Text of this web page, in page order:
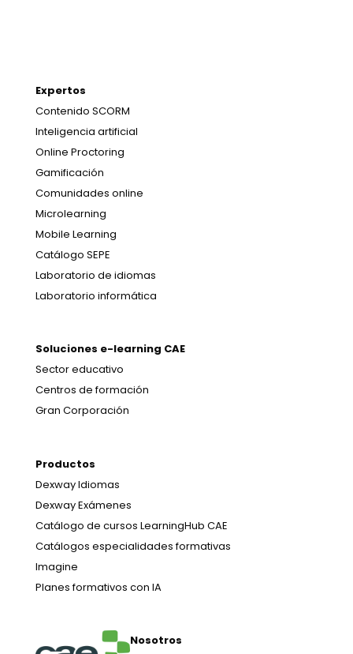
Expertos
Contenido SCORM
Inteligencia artificial
Online Proctoring
Gamificación
Comunidades online
Microlearning
Mobile Learning
Catálogo SEPE
Laboratorio de idiomas
Laboratorio informática
Soluciones e-learning CAE
Sector educativo
Centros de formación
Gran Corporación
Productos
Dexway Idiomas
Dexway Exámenes
Catálogo de cursos LearningHub CAE
Catálogos especialidades formativas
Imagine
Planes formativos con IA
Nosotros